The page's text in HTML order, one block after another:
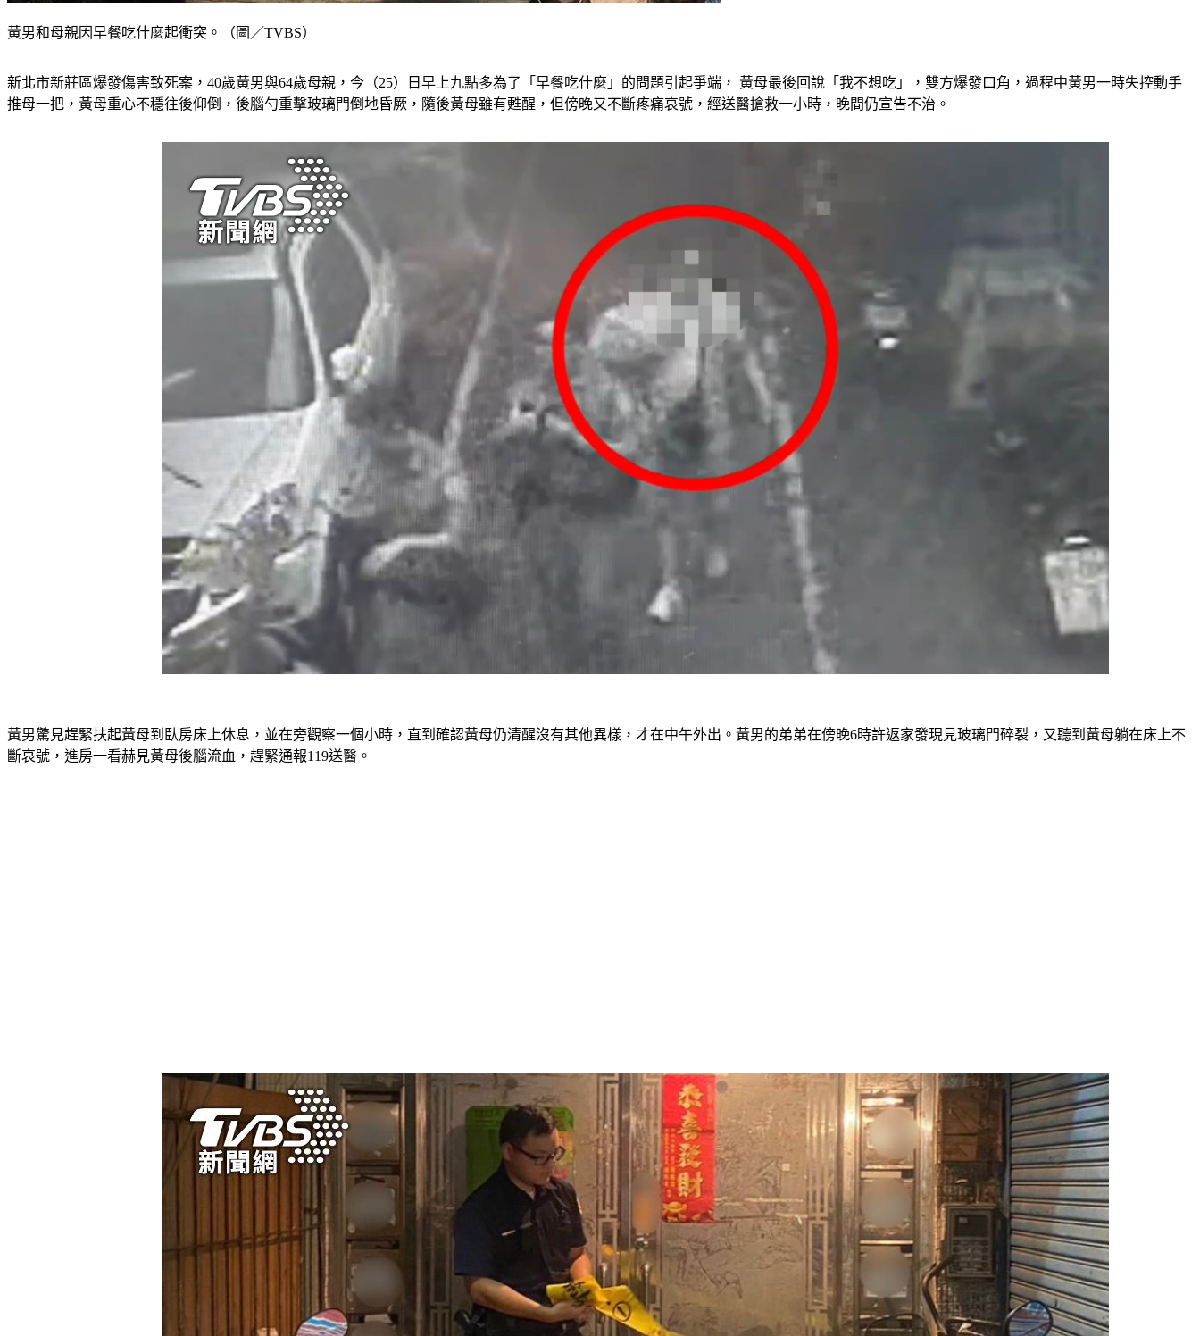
黃男和母親因早餐吃什麼起衝突。（圖／TVBS）
新北市新莊區爆發傷害致死案，40歲黃男與64歲母親，今（25）日早上九點多為了「早餐吃什麼」的問題引起爭端， 黃母最後回說「我不想吃」，雙方爆發口角，過程中黃男一時失控動手
推母一把，黃母重心不穩往後仰倒，後腦勺重擊玻璃門倒地昏厥，隨後黃母雖有甦醒，但傍晚又不斷疼痛哀號，經送醫搶救一小時，晚間仍宣告不治。
黃男驚見趕緊扶起黃母到臥房床上休息，並在旁觀察一個小時，直到確認黃母仍清醒沒有其他異樣，才在中午外出。黃男的弟弟在傍晚6時許返家發現見玻璃門碎裂，又聽到黃母躺在床上不
斷哀號，進房一看赫見黃母後腦流血，趕緊通報119送醫。